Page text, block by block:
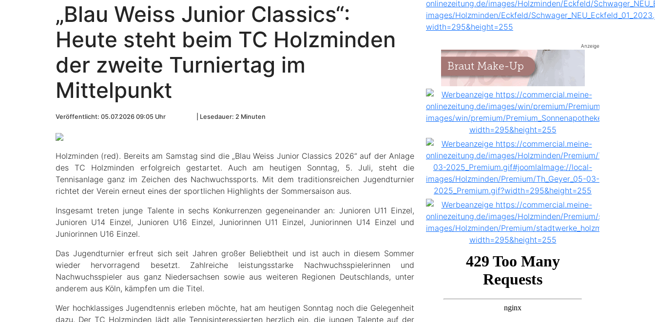
„Blau Weiss Junior Classics“:
Heute steht beim TC Holzminden
der zweite Turniertag im
Mittelpunkt
Veröffentlicht: 05.07.2026 09:05 Uhr Lesedauer: 2 Minuten
Holzminden (red). Bereits am Samstag sind die „Blau Weiss Junior Classics 2026“ auf der Anlage
des TC Holzminden erfolgreich gestartet. Auch am heutigen Sonntag, 5. Juli, steht die
Tennisanlage ganz im Zeichen des Nachwuchssports. Mit dem traditionsreichen Jugendturnier
richtet der Verein erneut eines der sportlichen Highlights der Sommersaison aus.
Insgesamt treten junge Talente in sechs Konkurrenzen gegeneinander an: Junioren U11 Einzel,
Junioren U14 Einzel, Junioren U16 Einzel, Juniorinnen U11 Einzel, Juniorinnen U14 Einzel und
Juniorinnen U16 Einzel.
Das Jugendturnier erfreut sich seit Jahren großer Beliebtheit und ist auch in diesem Sommer
wieder hervorragend besetzt. Zahlreiche leistungsstarke Nachwuchsspielerinnen und
Nachwuchsspieler aus ganz Niedersachsen sowie aus weiteren Regionen Deutschlands, unter
anderem aus Köln, kämpfen um die Titel.
Wer hochklassiges Jugendtennis erleben möchte, hat am heutigen Sonntag noch die Gelegenheit
dazu. Der TC Holzminden lädt alle Tennisinteressierten herzlich ein, die jungen Talente auf der
Anzeige